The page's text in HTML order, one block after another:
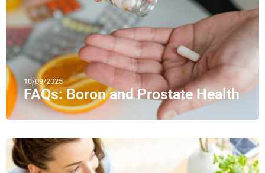
10/09/2025
FAQs: Boron and Prostate Health